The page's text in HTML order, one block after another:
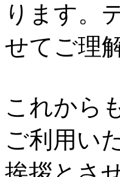
ります。
せてご理
これから
ご利用い